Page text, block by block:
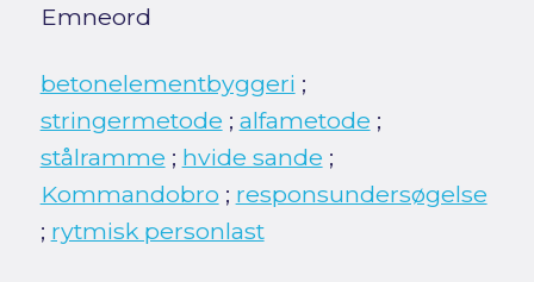
Emneord
betonelementbyggeri ;
stringermetode ; alfametode ;
stålramme ; hvide sande ;
Kommandobro ; responsundersøgelse
; rytmisk personlast